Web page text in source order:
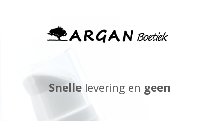
Snellelevering en geen